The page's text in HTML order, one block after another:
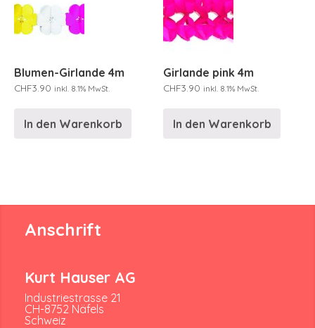
Blumen-Girlande 4m
CHF3.90 inkl. 8.1% MwSt.
In den Warenkorb
Girlande pink 4m
CHF3.90 inkl. 8.1% MwSt.
In den Warenkorb
Anschrift
Kurt Hauser AG
Industriestrasse 21
CH-8752 Näfels
Schweiz